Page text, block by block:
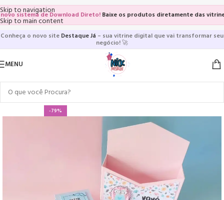
Skip to navigation
Skip to main content
sistema de Download Direto!Baixe os produtos diretamente das vitrines e
Conheça o novo site Destaque Já – sua vitrine digital que vai transformar seu
negócio!🚀
MENU
-79%